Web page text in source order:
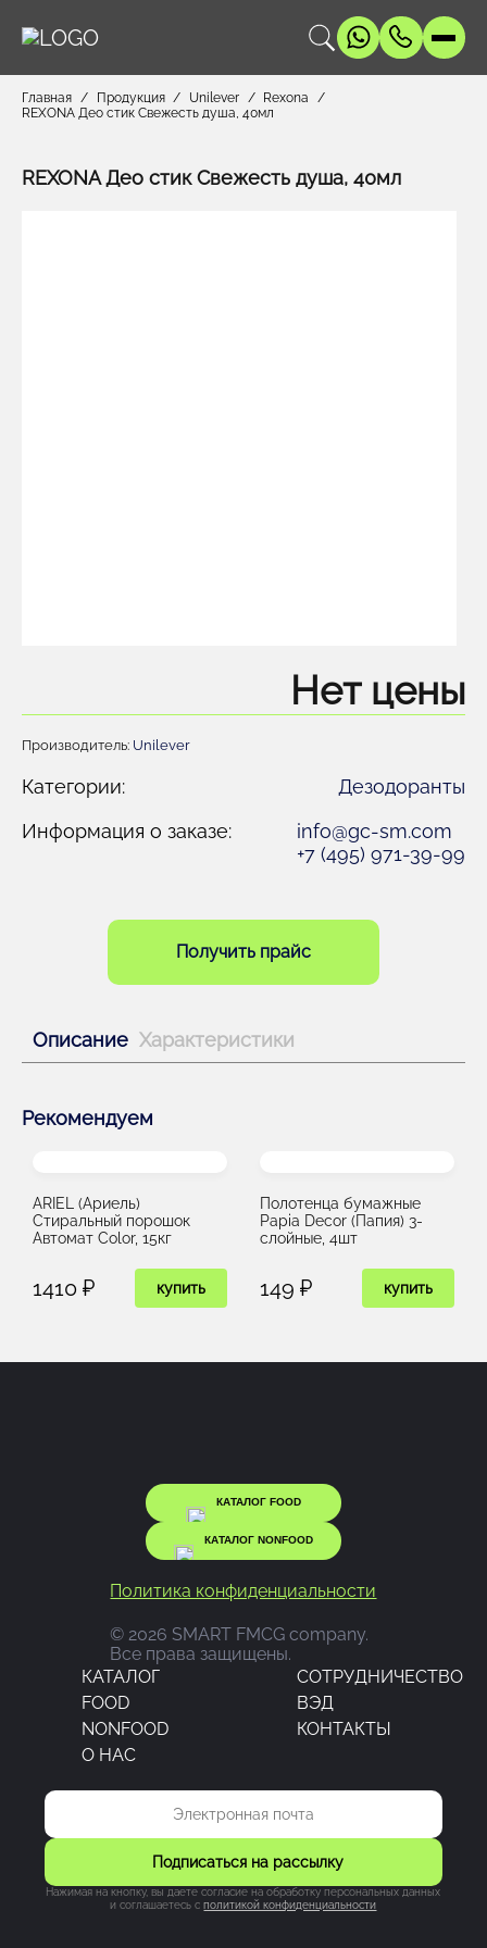
Главная Продукция Unilever
Rexona
REXONA Део стик Свежесть душа, 40мл
REXONA Део стик Свежесть душа, 40мл
Нет цены
Производитель: Unilever
Категории:
Дезодоранты
Информация о заказе:
info@gc-sm.com
+7 (495) 971-39-99
Получить прайс
Описание Характеристики
Рекомендуем
ARIEL (Ариель)
Стиральный порошок
Автомат Color, 15кг
1410 ₽ купить
Полотенца бумажные
Papia Decor (Папия) 3-
слойные, 4шт
149 ₽ купить
КАТАЛОГ FOOD
КАТАЛОГ NONFOOD
Политика конфиденциальности
© 2026 SMART FMCG company.
Все права защищены.
КАТАЛОГ
CОТРУДНИЧЕСТВО
FOOD
ВЭД
NONFOOD
КОНТАКТЫ
О НАС
Подписаться на рассылку
Нажимая на кнопку, вы даете согласие на обработку персональных данных
и соглашаетесь cполитикой конфиденциальности